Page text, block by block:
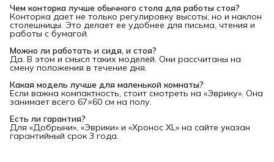
Чем конторка лучше обычного стола для работы стоя?
Конторка дает не только регулировку высоты, но и наклон
столешницы. Это делает ее удобнее для письма, чтения и
работы с бумагой.
Можно ли работать и сидя, и стоя?
Да. В этом и смысл таких моделей. Они рассчитаны на
смену положения в течение дня.
Какая модель лучше для маленькой комнаты?
Если важна компактность, стоит смотреть на «Эврику». Она
занимает всего 67×60 см на полу.
Есть ли гарантия?
Для «Добрыни», «Эврики» и «Хронос XL» на сайте указан
гарантийный срок 3 года.